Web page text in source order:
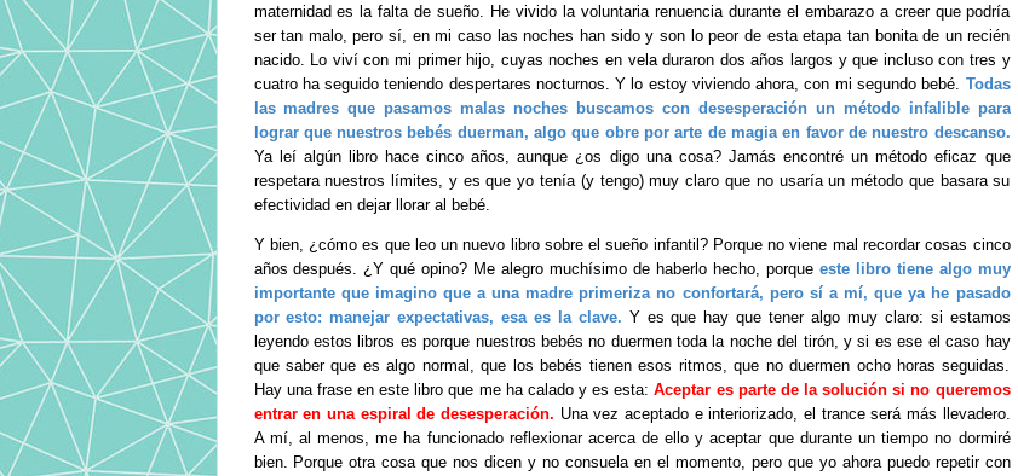
maternidad es la falta de sueño. He vivido la voluntaria renuencia durante el embarazo a creer que podría
ser tan malo, pero sí, en mi caso las noches han sido y son lo peor de esta etapa tan bonita de un recién
nacido. Lo viví con mi primer hijo, cuyas noches en vela duraron dos años largos y que incluso con tres y
cuatro ha seguido teniendo despertares nocturnos. Y lo estoy viviendo ahora, con mi segundo bebé. Todas
las madres que pasamos malas noches buscamos con desesperación un método infalible para
lograr que nuestros bebés duerman, algo que obre por arte de magia en favor de nuestro descanso.
Ya leí algún libro hace cinco años, aunque ¿os digo una cosa? Jamás encontré un método eficaz que
respetara nuestros límites, y es que yo tenía (y tengo) muy claro que no usaría un método que basara su
efectividad en dejar llorar al bebé.
Y bien, ¿cómo es que leo un nuevo libro sobre el sueño infantil? Porque no viene mal recordar cosas cinco
años después. ¿Y qué opino? Me alegro muchísimo de haberlo hecho, porqueeste libro tiene algo muy
importante que imagino que a una madre primeriza no confortará, pero sí a mí, que ya he pasado
por esto: manejar expectativas, esa es la clave. Y es que hay que tener algo muy claro: si estamos
leyendo estos libros es porque nuestros bebés no duermen toda la noche del tirón, y si es ese el caso hay
que saber que es algo normal, que los bebés tienen esos ritmos, que no duermen ocho horas seguidas.
Hay una frase en este libro que me ha calado y es esta:Aceptar es parte de la solución si no queremos
entrar en una espiral de desesperación. Una vez aceptado e interiorizado, el trance será más llevadero.
A mí, al menos, me ha funcionado reflexionar acerca de ello y aceptar que durante un tiempo no dormiré
bien. Porque otra cosa que nos dicen y no consuela en el momento, pero que yo ahora puedo repetir con